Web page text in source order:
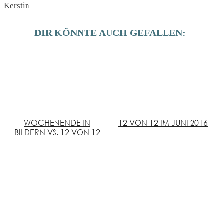
Kerstin
DIR KÖNNTE AUCH GEFALLEN:
WOCHENENDE IN
BILDERN VS. 12 VON 12
12 VON 12 IM JUNI 2016